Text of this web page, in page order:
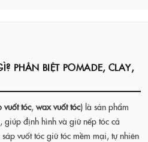
PHÂN BIỆT POMADE, CLAY,
vuốt tóc,wax vuốt tóc) là sản phẩm
giúp định hình và giữ nếp tóc cả
vuốt tóc giữ tóc mềm mại, tự nhiên